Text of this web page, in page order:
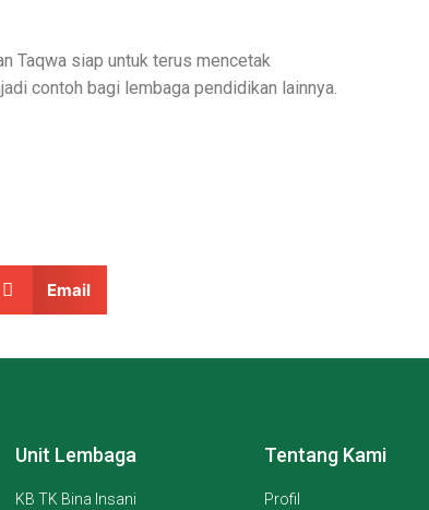
Taqwa siap untuk terus mencetak
contoh bagi lembaga pendidikan lainnya.
Email
Unit Lembaga
KB TK Bina Insani
Tentang Kami
Profil